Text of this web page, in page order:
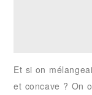
Et si on
et concave ? On